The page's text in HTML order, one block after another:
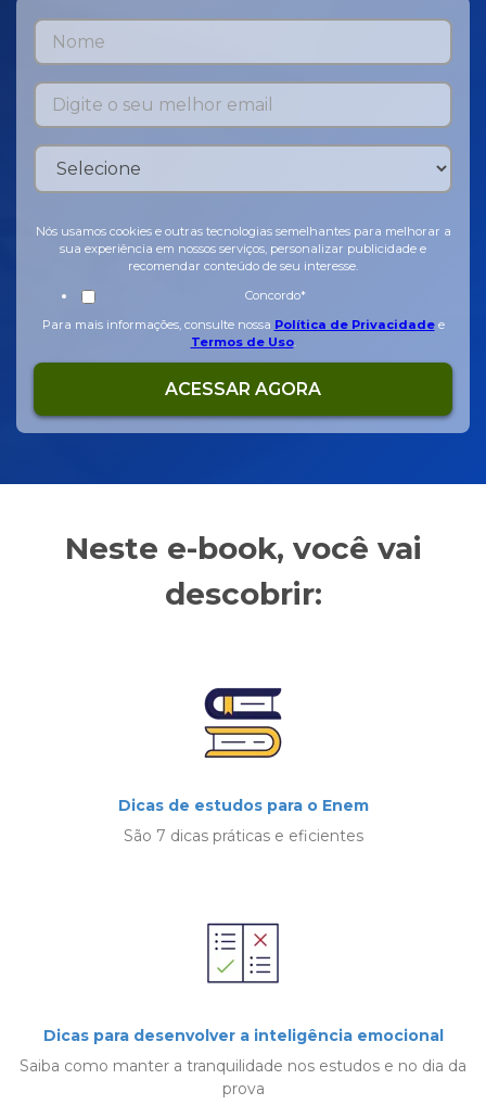
Nós usamos cookies e outras tecnologias semelhantes para melhorar a
sua experiência em nossos serviços, personalizar publicidade e
recomendar conteúdo de seu interesse.
Concordo*
Para mais informações, consulte nossa Política de Privacidadee
Termos de Uso.
Neste e-book, você vai
descobrir:
Dicas de estudos para o Enem
São 7 dicas práticas e eficientes
Dicas para desenvolver a inteligência emocional
Saiba como manter a tranquilidade nos estudos e no dia da
prova